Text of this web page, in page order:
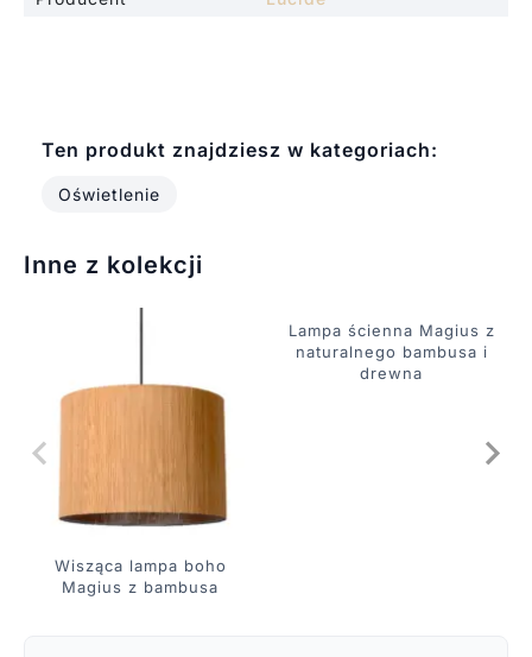
Ten produkt znajdziesz w kategoriach:
Oświetlenie
Inne z kolekcji
Wisząca lampa boho
Magius z bambusa
Lampa ścienna Magius z
naturalnego bambusa i
drewna